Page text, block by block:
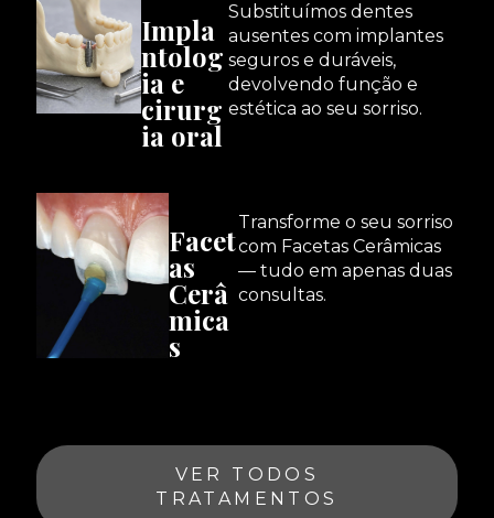
Impla
ntolog
ia e
cirurg
ia oral
Substituímos dentes
ausentes com implantes
seguros e duráveis,
devolvendo função e
estética ao seu sorriso.
Facet
as
Cerâ
mica
s
Transforme o seu sorriso
com Facetas Cerâmicas
— tudo em apenas duas
consultas.
VER TODOS
TRATAMENTOS